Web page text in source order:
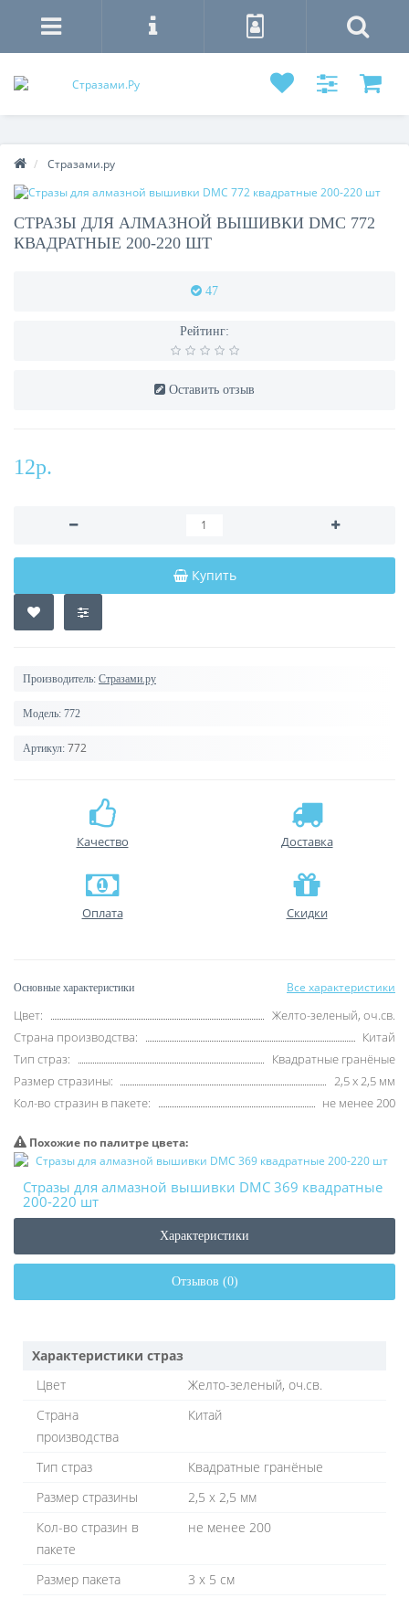
Стразами.ру
СТРАЗЫ ДЛЯ АЛМАЗНОЙ ВЫШИВКИ DMC 772
КВАДРАТНЫЕ 200-220 ШТ
47
Рейтинг:
Оставить отзыв
12р.
Купить
Производитель: Стразами.ру
Модель: 772
Артикул: 772
Качество Доставка
Оплата Скидки
Основные характеристики Все характеристики
Цвет:
Желто-зеленый, оч.св.
Страна производства:
Китай
Тип страз:
Квадратные гранёные
Размер стразины:
2,5 х 2,5 мм
Кол-во стразин в пакете:
не менее 200
Похожие по палитре цвета:
Стразы для алмазной вышивки DMC 369 квадратные
200-220 шт
Характеристики
Отзывов (0)
Характеристики страз
Цвет
Желто-зеленый, оч.св.
Страна
производства
Китай
Тип страз
Квадратные гранёные
Размер стразины
2,5 х 2,5 мм
Кол-во стразин в
пакете
не менее 200
Размер пакета
3 х 5 см